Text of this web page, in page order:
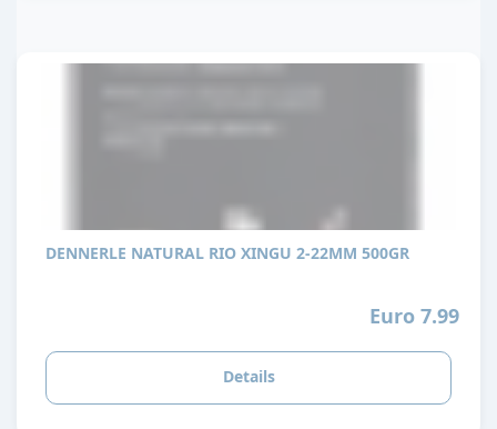
DENNERLE NATURAL RIO XINGU 2-22MM 500GR
Euro 7.99
Details